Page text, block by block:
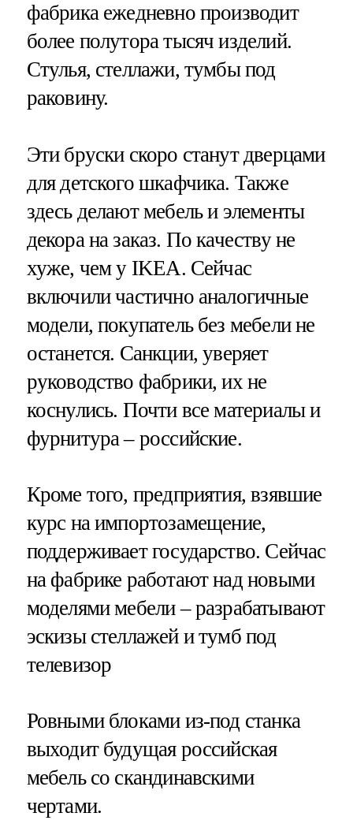
фабрика ежедневно производит
более полутора тысяч изделий.
Стулья, стеллажи, тумбы под
раковину.
Эти бруски скоро станут дверцами
для детского шкафчика. Также
здесь делают мебель и элементы
декора на заказ. По качеству не
хуже, чем у IKEA. Сейчас
включили частично аналогичные
модели, покупатель без мебели не
останется. Санкции, уверяет
руководство фабрики, их не
коснулись. Почти все материалы и
фурнитура – российские.
Кроме того, предприятия, взявшие
курс на импортозамещение,
поддерживает государство. Сейчас
на фабрике работают над новыми
моделями мебели – разрабатывают
эскизы стеллажей и тумб под
телевизор
Ровными блоками из-под станка
выходит будущая российская
мебель со скандинавскими
чертами.